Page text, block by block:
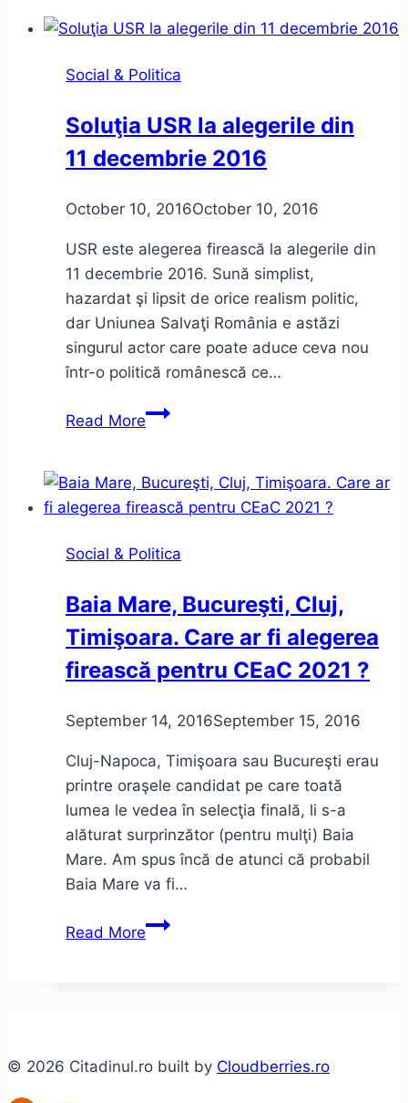
candidatii
Timis
alegerile
din
decembrie
Social & Politica
Soluţia USR la alegerile din
11 decembrie 2016
October 10, 2016October 10, 2016
USR este alegerea firească la alegerile din
11 decembrie 2016. Sună simplist,
hazardat şi lipsit de orice realism politic,
dar Uniunea Salvaţi România e astăzi
singurul actor care poate aduce ceva nou
într-o politică românescă ce…
Read MoreSoluţia
alegerile
din
decembrie
Social & Politica
Baia Mare, Bucureşti, Cluj,
Timişoara. Care ar fi alegerea
firească pentru CEaC 2021 ?
September 14, 2016September 15, 2016
Cluj-Napoca, Timişoara sau Bucureşti erau
printre oraşele candidat pe care toată
lumea le vedea în selecţia finală, li s-a
alăturat surprinzător (pentru mulţi) Baia
Mare. Am spus încă de atunci că probabil
Baia Mare va fi…
Read MoreBaia
ar
© 2026 Citadinul.ro built by Cloudberries.ro